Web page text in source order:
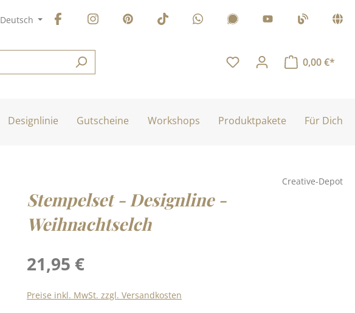
Deutsch
0,00 €*
Designlinie Gutscheine Workshops Produktpakete Für Dich
Creative-Depot
Stempelset - Designline -
Weihnachtselch
Regulärer Preis:
21,95 €
Preise inkl. MwSt. zzgl. Versandkosten